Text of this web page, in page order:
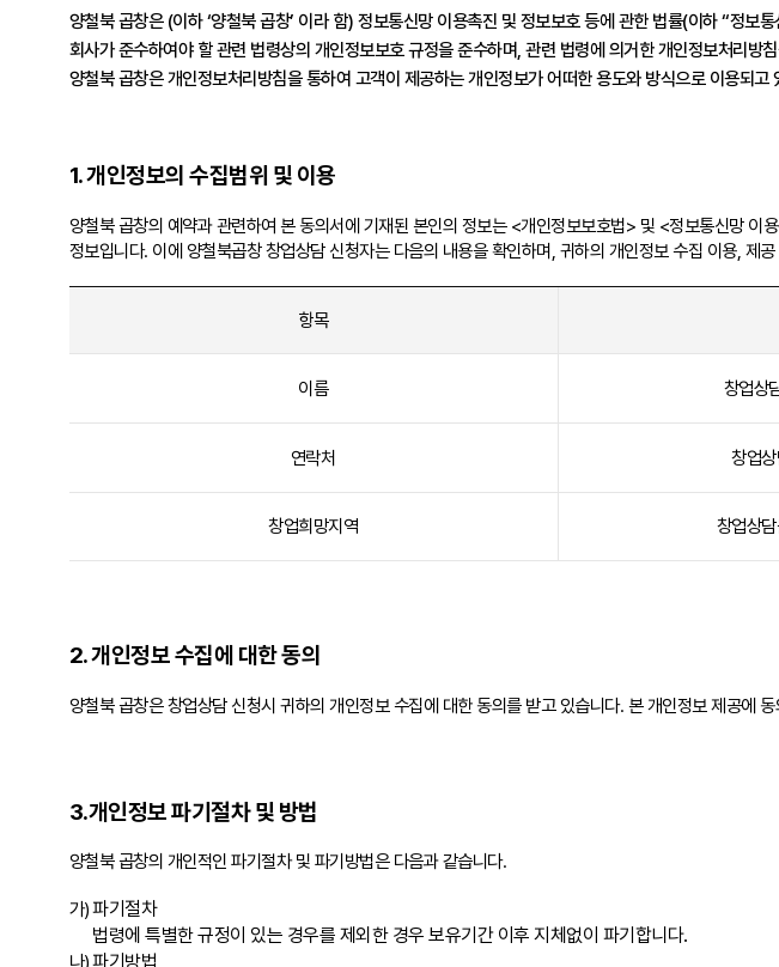
양철북 곱창은 (이하 ‘양철북 곱창’ 이라 함) 정보통신망 이용촉진 및 정보보호 등에 관한 법률(이하 “정보
회사가 준수하여야 할 관련 법령상의 개인정보보호 규정을 준수하며, 관련 법령에 의거한 개인정보처리방
양철북 곱창은 개인정보처리방침을 통하여 고객이 제공하는 개인정보가 어떠한 용도와 방식으로 이용되
1. 개인정보의 수집범위 및 이용
양철북 곱창의 예약과 관련하여 본 동의서에 기재된 본인의 정보는 <개인정보보호법> 및 <정보통신망
정보입니다. 이에 양철북곱창 창업상담 신청자는 다음의 내용을 확인하며, 귀하의 개인정보 수집 이용, 제
항목
이름 창업상
연락처 창업
창업희망지역 창업상
2. 개인정보 수집에 대한 동의
양철북 곱창은 창업상담 신청시 귀하의 개인정보 수집에 대한 동의를 받고 있습니다. 본 개인정보 제공에
3.개인정보 파기절차 및 방법
양철북 곱창의 개인적인 파기절차 및 파기방법은 다음과 같습니다.
가)파기절차
법령에 특별한 규정이 있는 경우를 제외한 경우 보유기간 이후 지체없이 파기합니다.
나)파기방법